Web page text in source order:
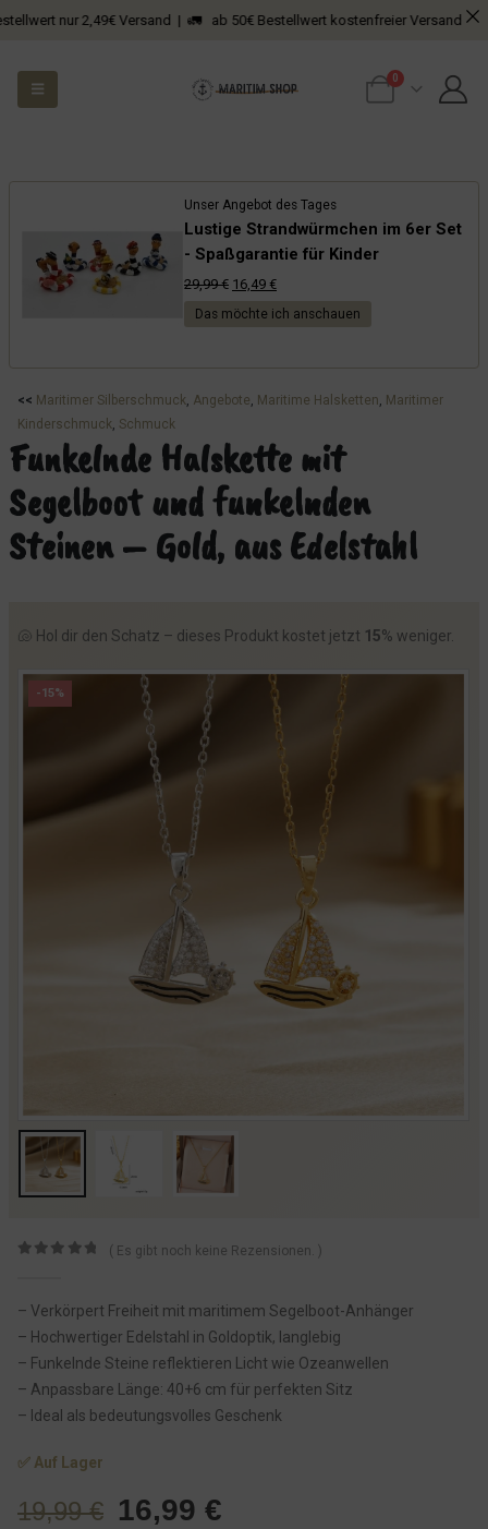
2,49€ Versand | 🚛 ab 50€ Bestellwert kostenfreier Versand
0
Unser Angebot des Tages
Lustige Strandwürmchen im 6er Set
- Spaßgarantie für Kinder
29,99€ Ursprünglicher
Preis
16,49 €Aktueller
Preis
Das möchte ich anschauen
<< Maritimer Silberschmuck, Angebote, Maritime Halsketten, Maritimer
Kinderschmuck, Schmuck
Funkelnde Halskette mit
Segelboot und funkelnden
Steinen – Gold, aus Edelstahl
🐚 Hol dir den Schatz – dieses Produkt kostet jetzt 15% weniger.
-15%
( Es gibt noch keine Rezensionen. )
– Verkörpert Freiheit mit maritimem Segelboot-Anhänger
– Hochwertiger Edelstahl in Goldoptik, langlebig
– Funkelnde Steine reflektieren Licht wie Ozeanwellen
– Anpassbare Länge: 40+6 cm für perfekten Sitz
– Ideal als bedeutungsvolles Geschenk
✅ Auf Lager
19,99€ U
16,99€